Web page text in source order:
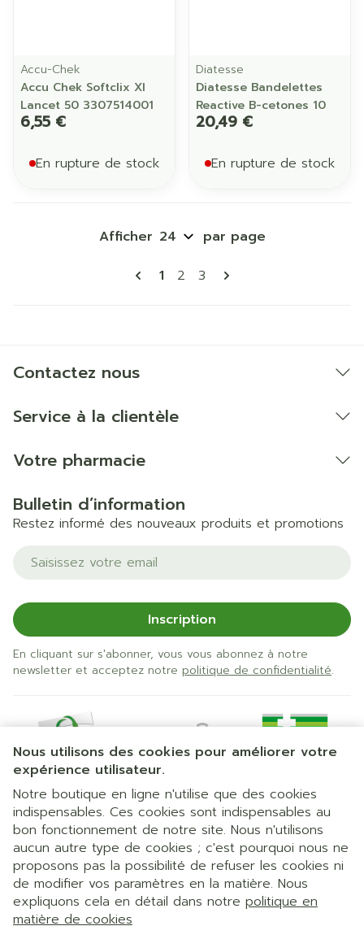
Nous utilisons des cookies pour améliorer votre
expérience utilisateur.
Notre boutique en ligne n'utilise que des cookies
indispensables. Ces cookies sont indispensables au
bon fonctionnement de notre site. Nous n'utilisons
aucun autre type de cookies ; c'est pourquoi nous ne
proposons pas la possibilité de refuser les cookies ni
de modifier vos paramètres en la matière. Nous
expliquons cela en détail dans notre politique en
matière de cookies
Accu-Chek
Accu Chek Softclix Xl
Lancet 50 3307514001
6,55 €
En rupture de stock
Diatesse
Diatesse Bandelettes
Reactive B-cetones 10
20,49 €
En rupture de stock
Pages
Vous lisez actuellement la
1 Page
2 Page
3
Afficher par page
Contactez nous
Service à la clientèle
Votre pharmacie
Bulletin d’information
Restez informé des nouveaux produits et promotions
Adresse mail
Inscription
En cliquant sur s'abonner, vous vous abonnez à notre
newsletter et acceptez notre politique de confidentialité.
Liens légaux